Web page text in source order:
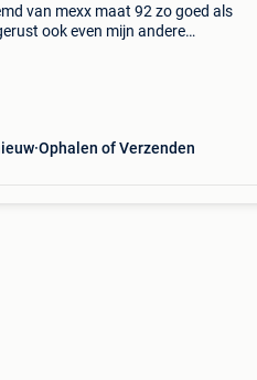
van mexx maat 92 zo goed als
ook even mijn andere
Ophalen of Verzenden